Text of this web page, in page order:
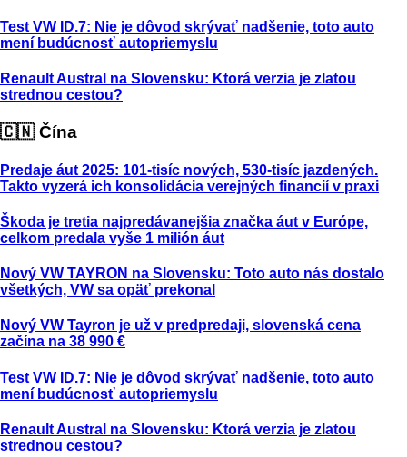
Test VW ID.7: Nie je dôvod skrývať nadšenie, toto auto
mení budúcnosť autopriemyslu
Renault Austral na Slovensku: Ktorá verzia je zlatou
strednou cestou?
🇨🇳 Čína
Predaje áut 2025: 101-tisíc nových, 530-tisíc jazdených.
Takto vyzerá ich konsolidácia verejných financií v praxi
Škoda je tretia najpredávanejšia značka áut v Európe,
celkom predala vyše 1 milión áut
Nový VW TAYRON na Slovensku: Toto auto nás dostalo
všetkých, VW sa opäť prekonal
Nový VW Tayron je už v predpredaji, slovenská cena
začína na 38 990 €
Test VW ID.7: Nie je dôvod skrývať nadšenie, toto auto
mení budúcnosť autopriemyslu
Renault Austral na Slovensku: Ktorá verzia je zlatou
strednou cestou?